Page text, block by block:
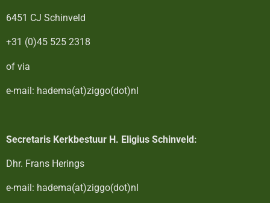
6451 CJ Schinveld
+31 (0)45 525 2318
of via
e-mail: hadema(at)ziggo(dot)nl
Secretaris Kerkbestuur H. Eligius Schinveld:
Dhr. Frans Herings
e-mail: hadema(at)ziggo(dot)nl